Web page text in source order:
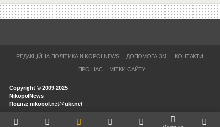
РЕДАКЦІЙНА ПОЛІТИКА NIKOPOLNEWS ДОПОМОГА ЗМІ КОНТАКТИ
ПРО НАС МІТКИ САЙТУ
Copyright © 2009-2025
NikopolNews
Пошта: nikopol.net@ukr.net